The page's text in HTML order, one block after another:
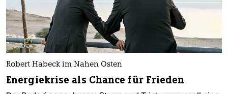
Robert Habeck im Nahen Osten
Energiekrise als Chance für Frieden